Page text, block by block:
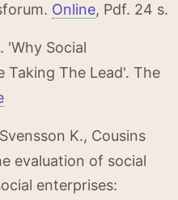
Online, Pdf. 24 s.
'Why Social
Taking The Lead'. The
K., Cousins
evaluation of social
enterprises: